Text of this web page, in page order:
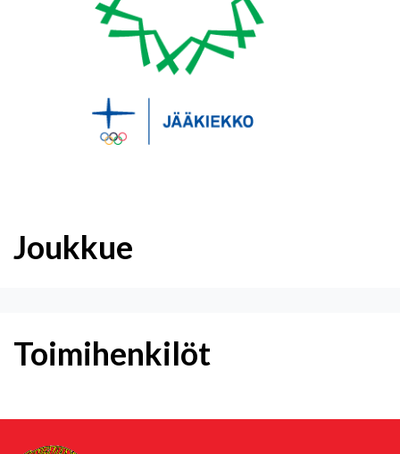
Joukkue
Toimihenkilöt